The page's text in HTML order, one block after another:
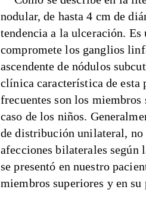
nodular, de hasta 4 cm de
tendencia a la ulceración.
compromete los ganglios
ascendente de nódulos
clínica característica de esta
frecuentes son los
caso de los niños.
de distribución unilateral, no
afecciones bilaterales según
se presentó en nuestro
miembros superiores y en su